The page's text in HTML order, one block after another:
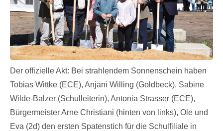
Der offizielle Akt: Bei strahlendem Sonnenschein haben
Tobias Wittke (ECE), Anjani Willing (Goldbeck), Sabine
Wilde-Balzer (Schulleiterin), Antonia Strasser (ECE),
Bürgermeister Arne Christiani (hinten von links), Ole und
Eva (2d) den ersten Spatenstich für die Schulfiliale in